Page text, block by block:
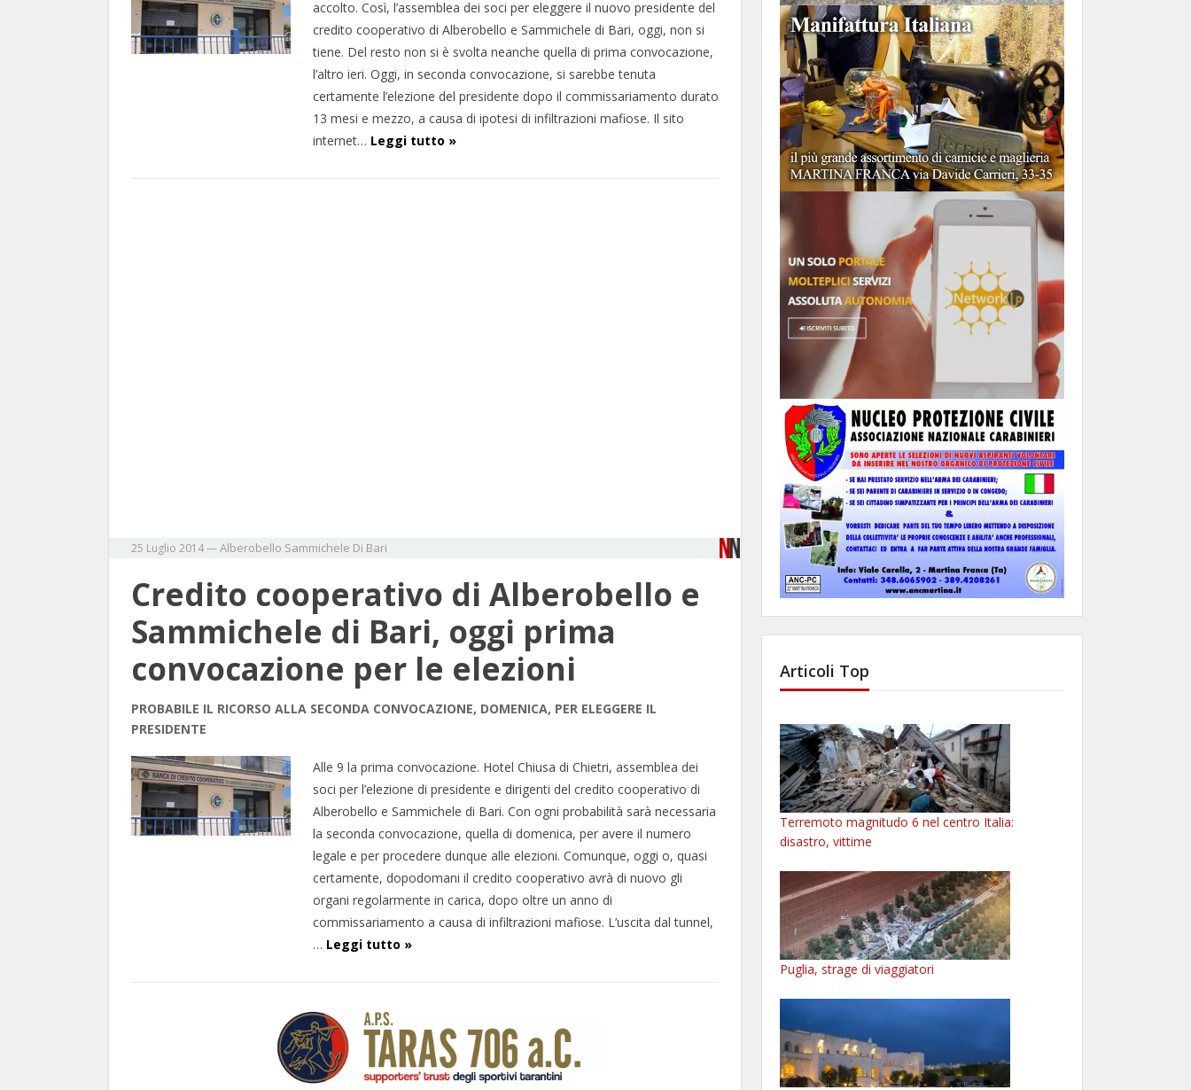
accolto. Così, l’assemblea dei soci per eleggere il nuovo presidente del
credito cooperativo di Alberobello e Sammichele di Bari, oggi, non si
tiene. Del resto non si è svolta neanche quella di prima convocazione,
l’altro ieri. Oggi, in seconda convocazione, si sarebbe tenuta
certamente l’elezione del presidente dopo il commissariamento durato
13 mesi e mezzo, a causa di ipotesi di infiltrazioni mafiose. Il sito
internet… Leggi tutto »
25 Luglio 2014—Alberobello Sammichele Di Bari
Credito cooperativo di Alberobello e
Sammichele di Bari, oggi prima
convocazione per le elezioni
PROBABILE IL RICORSO ALLA SECONDA CONVOCAZIONE, DOMENICA, PER ELEGGERE IL
PRESIDENTE
Alle 9 la prima convocazione. Hotel Chiusa di Chietri, assemblea dei
soci per l’elezione di presidente e dirigenti del credito cooperativo di
Alberobello e Sammichele di Bari. Con ogni probabilità sarà necessaria
la seconda convocazione, quella di domenica, per avere il numero
legale e per procedere dunque alle elezioni. Comunque, oggi o, quasi
certamente, dopodomani il credito cooperativo avrà di nuovo gli
organi regolarmente in carica, dopo oltre un anno di
commissariamento a causa di infiltrazioni mafiose. L’uscita dal tunnel,
… Leggi tutto »
Articoli Top
Terremoto magnitudo 6 nel centro Italia:
disastro, vittime
Puglia, strage di viaggiatori